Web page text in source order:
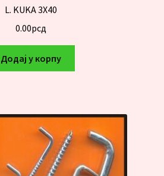
L. KUKA 3X40
0.00рсд
Додај у корпу